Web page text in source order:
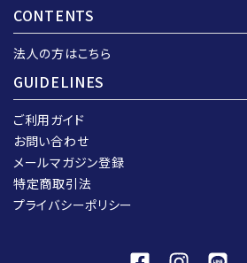
CONTENTS
法人の方はこちら
GUIDELINES
ご利用ガイド
お問い合わせ
メールマガジン登録
特定商取引法
プライバシーポリシー